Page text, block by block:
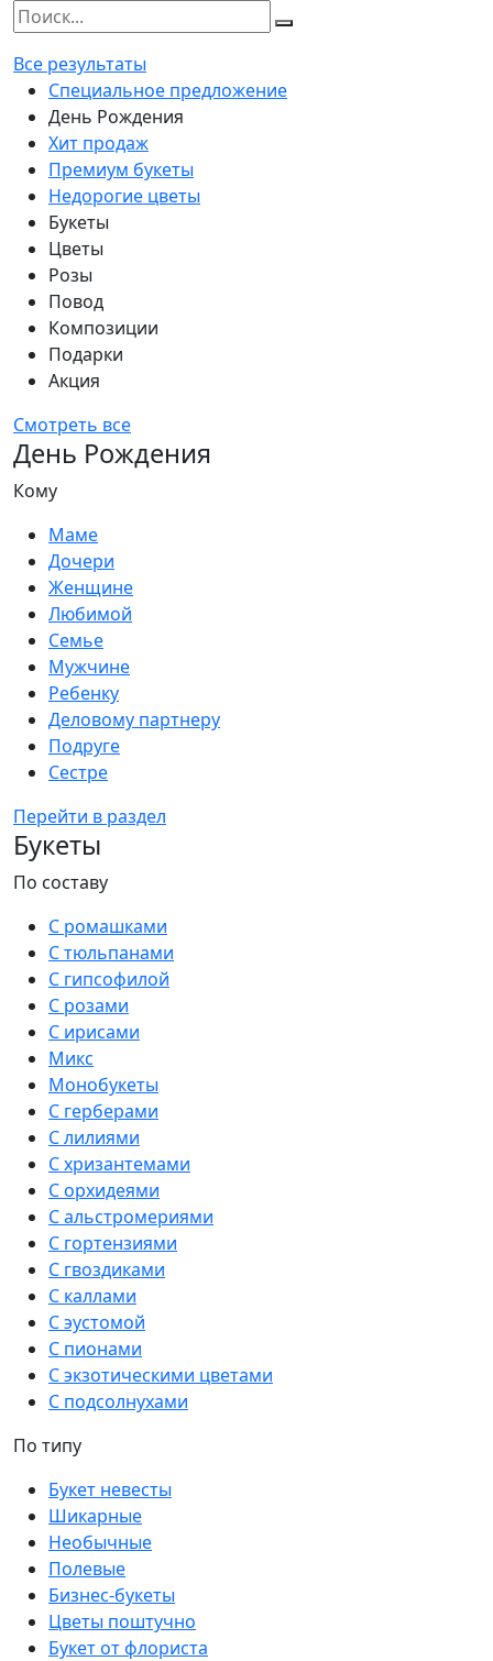
Все результаты
Специальное предложение
День Рождения
Хит продаж
Премиум букеты
Недорогие цветы
Букеты
Цветы
Розы
Повод
Композиции
Подарки
Акция
Смотреть все
День Рождения
Кому
Маме
Дочери
Женщине
Любимой
Семье
Мужчине
Ребенку
Деловому партнеру
Подруге
Сестре
Перейти в раздел
Букеты
По составу
С ромашками
С тюльпанами
С гипсофилой
С розами
С ирисами
Микс
Монобукеты
С герберами
С лилиями
С хризантемами
С орхидеями
С альстромериями
С гортензиями
С гвоздиками
С каллами
С эустомой
С пионами
С экзотическими цветами
С подсолнухами
По типу
Букет невесты
Шикарные
Необычные
Полевые
Бизнес-букеты
Цветы поштучно
Букет от флориста